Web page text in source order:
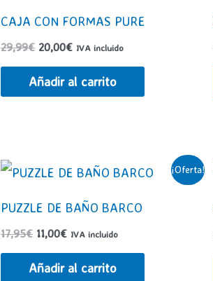
CAJA CON FORMAS PURE
29,99€ El
original
era:
20,00€El
actual
es:
IVA incluido
Añadir al carrito
¡Oferta!
PUZZLE DE BAÑO BARCO
17,95€ El
original
era:
11,00€El
actual
es:
IVA incluido
Añadir al carrito